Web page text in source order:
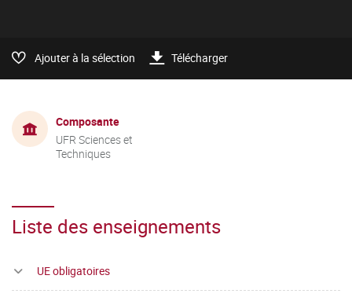
Ajouter à la sélection Télécharger
Composante
UFR Sciences et
Techniques
Liste des enseignements
UE obligatoires